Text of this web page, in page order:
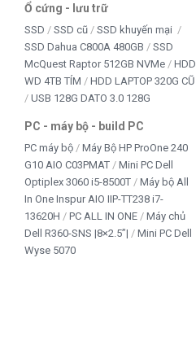
Ổ cứng - lưu trữ
SSD SSD cũ
SSD khuyến mại
SSD Dahua C800A 480GB
SSD
McQuest Raptor 512GB NVMe
HDD
WD 4TB TÍM
HDD LAPTOP 320G CŨ
USB 128G DATO 3.0 128G
PC - máy bộ - build PC
PC máy bộ
Máy Bộ HP ProOne 240
G10 AIO C03PMAT
Mini PC Dell
Optiplex 3060 i5-8500T
Máy bộ All
In One Inspur AIO IIP-TT238 i7-
13620H
PC ALL IN ONE
Máy chủ
Dell R360-SNS |8×2.5”|
Mini PC Dell
Wyse 5070